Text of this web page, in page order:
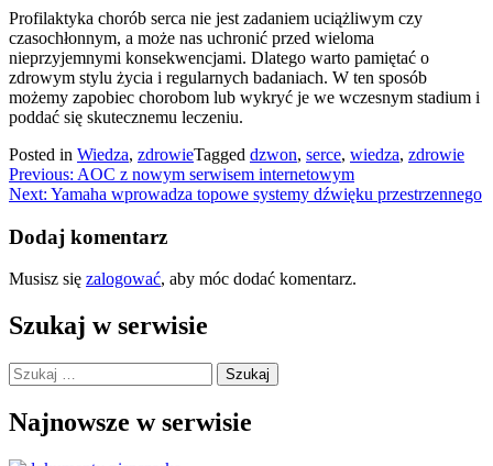
Profilaktyka chorób serca nie jest zadaniem uciążliwym czy
czasochłonnym, a może nas uchronić przed wieloma
nieprzyjemnymi konsekwencjami. Dlatego warto pamiętać o
zdrowym stylu życia i regularnych badaniach. W ten sposób
możemy zapobiec chorobom lub wykryć je we wczesnym stadium i
poddać się skutecznemu leczeniu.
Posted in Wiedza, zdrowieTagged dzwon, serce, wiedza, zdrowie
Nawigacja
wpisu
Previous: AOC z nowym serwisem internetowym
Next: Yamaha wprowadza topowe systemy dźwięku przestrzennego
Dodaj komentarz
Musisz się zalogować, aby móc dodać komentarz.
Szukaj w serwisie
Szukaj:
Najnowsze w serwisie